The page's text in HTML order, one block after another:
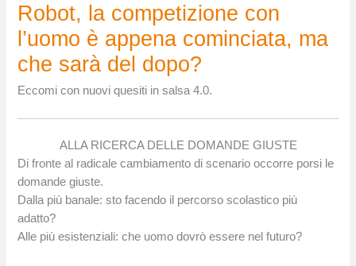
Robot, la competizione con
l’uomo è appena cominciata, ma
che sarà del dopo?
Eccomi con nuovi quesiti in salsa 4.0.
ALLA RICERCA DELLE DOMANDE GIUSTE
Di fronte al radicale cambiamento di scenario occorre porsi le
domande giuste.
Dalla più banale: sto facendo il percorso scolastico più
adatto?
Alle più esistenziali: che uomo dovrò essere nel futuro?